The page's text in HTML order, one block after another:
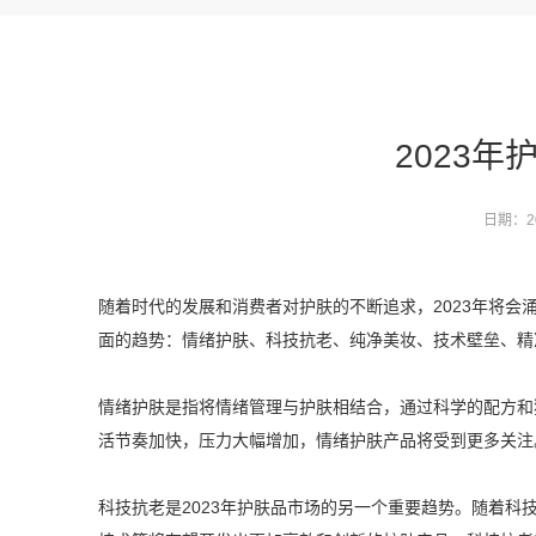
2023年
日期：
随着时代的发展和消费者对护肤的不断追求，2023年将会
面的趋势：情绪护肤、科技抗老、纯净美妆、技术壁垒、
情绪护肤是指将情绪管理与护肤相结合，通过科学的配方
活节奏加快，压力大幅增加，情绪护肤产品将受到更多关
科技抗老是2023年护肤品市场的另一个重要趋势。随着科